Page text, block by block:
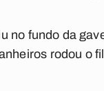
no fundo da
rodou o